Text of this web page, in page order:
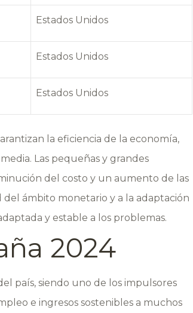
Estados Unidos
Estados Unidos
Estados Unidos
la eficiencia de la economía,
Las pequeñas y grandes
del costo y un aumento de las
ámbito monetario y a la adaptación
y estable a los problemas.
2024
país, siendo uno de los impulsores
e ingresos sostenibles a muchos